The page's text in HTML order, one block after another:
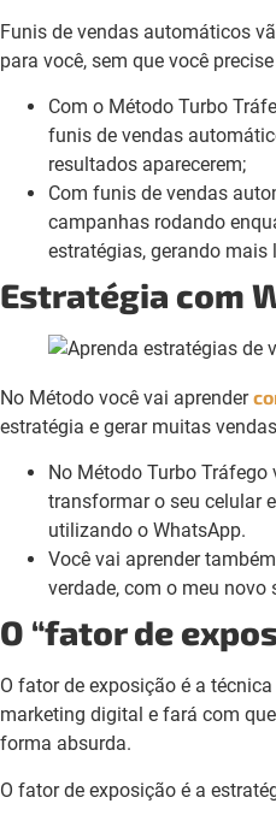
Funis de vendas automáticos
para você, sem que você precise
Com o Método Turbo
funis de vendas
resultados aparecerem;
Com funis de vendas
campanhas rodando
estratégias, gerando mais
Estratégia com
No Método você vai aprender
estratégia e gerar muitas
No Método Turbo
transformar o seu celular
utilizando o WhatsApp.
Você vai aprender
verdade, com o meu
O “fator de
O fator de exposição é a
marketing digital e fará com
forma absurda.
O fator de exposição é a